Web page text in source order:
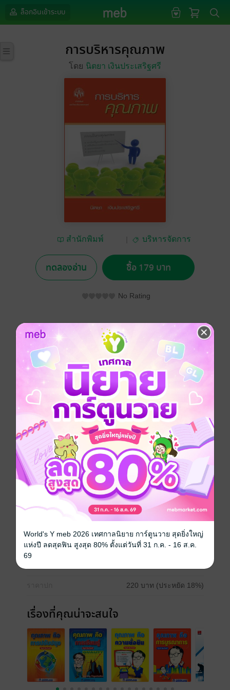
ล็อกอินเข้าระบบ
การบริหารคุณภาพ
โดย นิตยา เงินประเสริฐศรี
สำนักพิมพ์
เกษตรศาสตร์
บริหารจัดการ
ทดลองอ่าน ซื้อ 179 บาท
No Rating
อยากได้ ซื้อเป็นของขวัญ ติดตาม แชร์
ในหนังสือการบริหารคุณภาพเล่มนี้ประกอบด้วยเนื้อหา
สาระในประเด็นต่อไปนี้ 1) แนวคิดพื้นฐานเกี่ยวกับ
คุณภาพ 2) ขอบเขตของเครื่องมือและเทคนิคด้านคุณภาพ
3) คุณภาพกับองค์กร และ 4) คุณภาพกับการแข่งขัน จาก
เนื้อหา 4 ประเด็นที่กล่าวมาข้างต้นจะเป็นประโยชน์ต่อ
เจ้าของธุรกิจ นักบริหาร และผู้ปฏิบัติงานที่จะสร้าง
คุณภาพให้เกิดขึ้นในองค์กรของตน นอกจากนี้ยังเป็น
ประโยชน์ต่อนิสิตนักศึกษาที่สนใจในเรื่องการบริหาร
คุณภาพ
บริหารธุรกิจ อุดมศึกษา
วันที่วางขาย 08 มีนาคม 2562
220 บาท (ประหยัด 18%)
เรื่องที่คุณน่าจะสนใจ
World's Y meb 2026 เทศกาลนิยาย การ์ตูนวาย สุดยิ่งใหญ่
แห่งปี ลดสุดฟิน สูงสุด 80% ตั้งแต่วันที่ 31 ก.ค. - 16 ส.ค.
69